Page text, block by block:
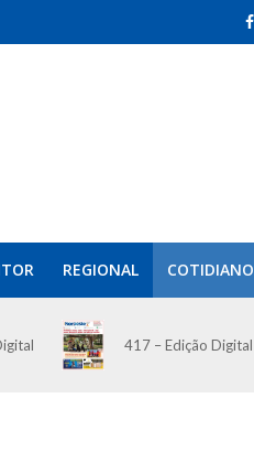
REGIONAL COTIDIANO
417 – Edição Digital